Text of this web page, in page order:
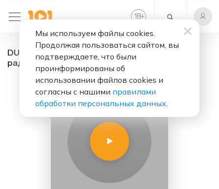
18+
DUTCH HOUSE & ELECTRO HOUSE MIX 2015 -
радио онлайн. Слушать бесплатно
Мы используем файлы cookies.
Продолжая пользоваться сайтом, вы
подтверждаете, что были
проинформированы об
использовании файлов cookies и
согласны с нашими правилами
обработки персональных данных.